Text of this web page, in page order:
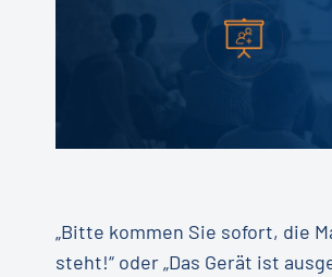
„Bitte kommen Sie sofort, die
steht!“ oder „Das Gerät ist